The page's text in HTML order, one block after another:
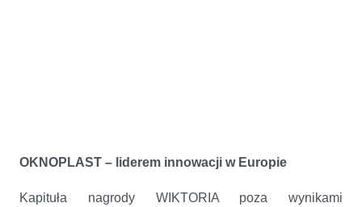
OKNOPLAST – liderem innowacji w Europie
Kapituła nagrody WIKTORIA poza wynikami